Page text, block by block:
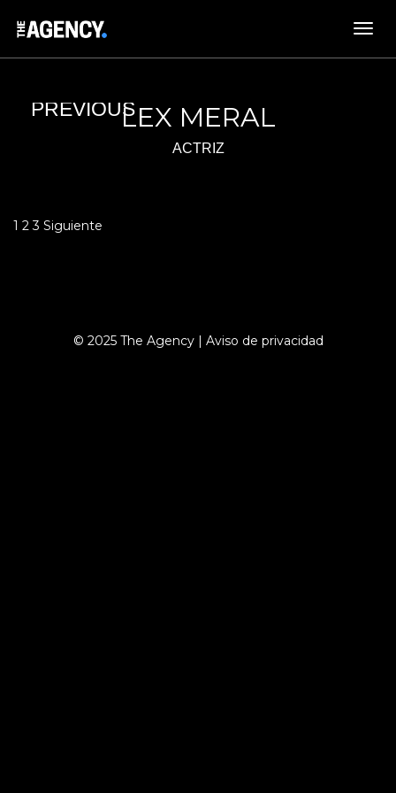
LEX MERAL
ACTRIZ
Paginación
1 2 3 Siguiente
© 2025 The Agency | Aviso de privacidad